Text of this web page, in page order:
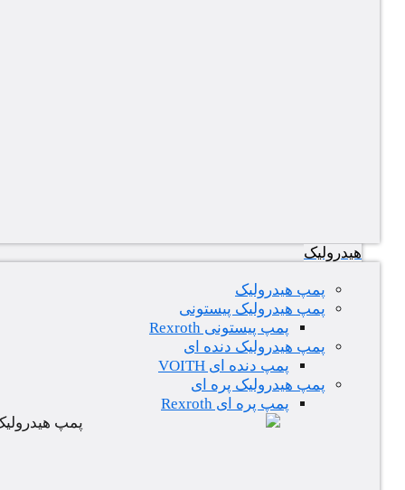
هیدرولیک
پمپ هیدرولیک
پمپ هیدرولیک پیستونی
پمپ پیستونی Rexroth
پمپ هیدرولیک دنده ای
پمپ دنده ای VOITH
پمپ هیدرولیک پره ای
پمپ پره ای Rexroth